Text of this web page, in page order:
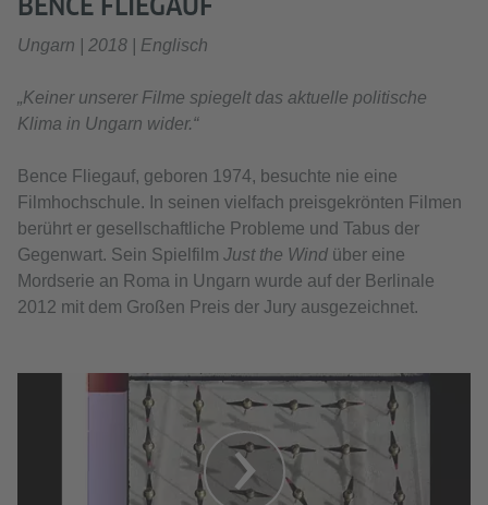
Ungarn | 2018 | Englisch
„Keiner unserer Filme spiegelt das aktuelle politische
Klima in Ungarn wider.“
Bence Fliegauf, geboren 1974, besuchte nie eine
Filmhochschule. In seinen vielfach preisgekrönten Filmen
berührt er gesellschaftliche Probleme und Tabus der
Gegenwart. Sein Spielfilm Just the Wind über eine
Mordserie an Roma in Ungarn wurde auf der Berlinale
2012 mit dem Großen Preis der Jury ausgezeichnet.